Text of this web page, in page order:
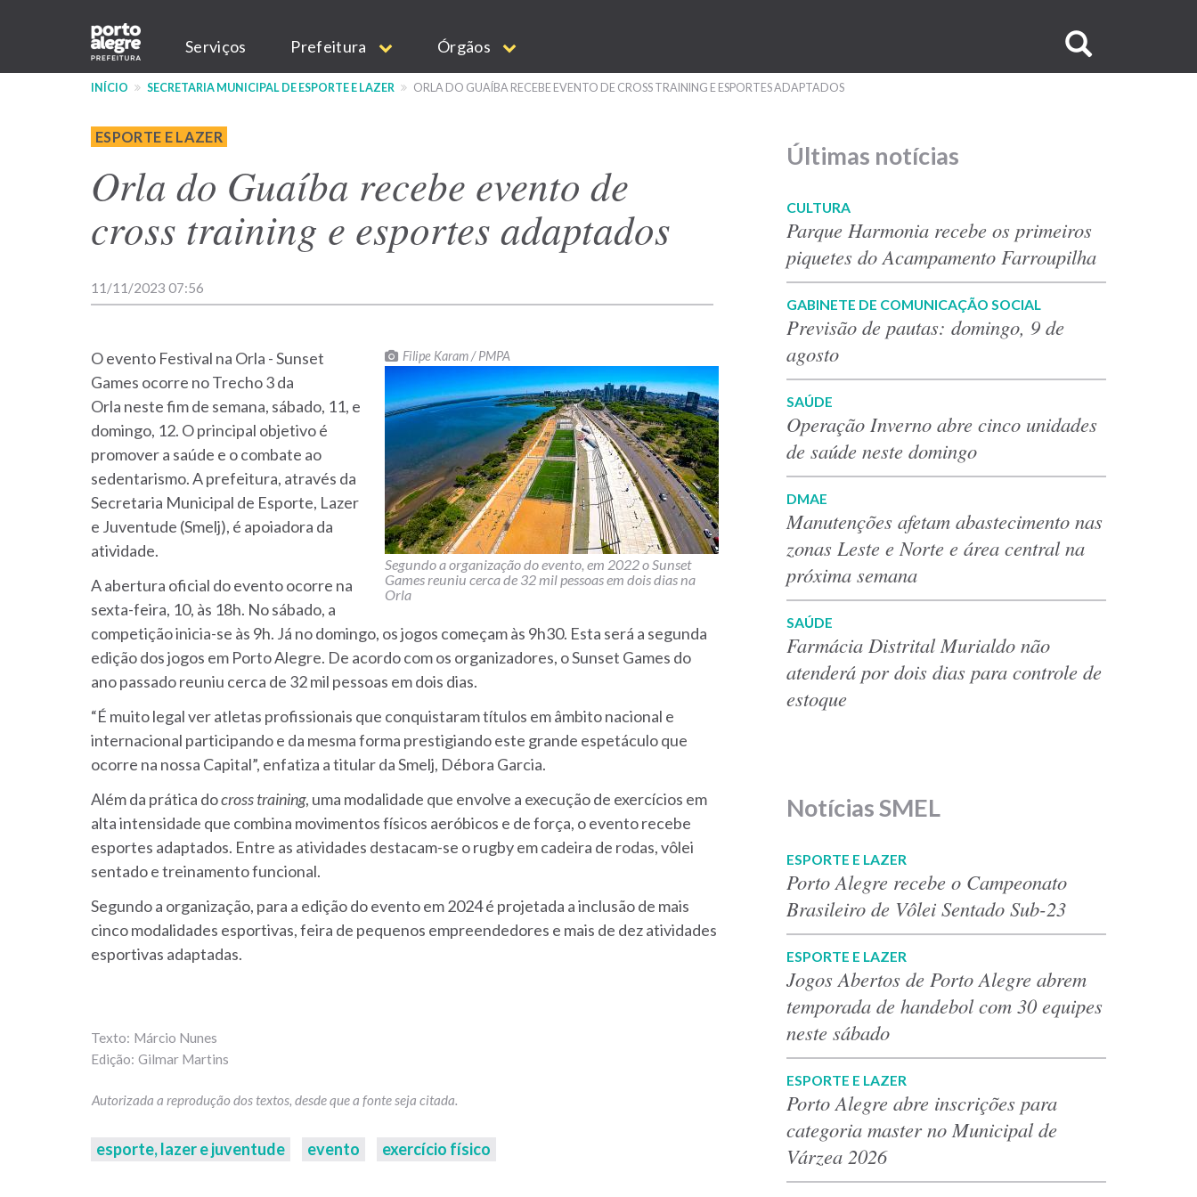
conteúdo
Main
navigation
Serviços Prefeitura Órgãos
no
INÍCIO SECRETARIA MUNICIPAL DE ESPORTE E LAZER ORLA DO GUAÍBA RECEBE EVENTO DE CROSS TRAINING E ESPORTES ADAPTADOS
ESPORTE E LAZER
Orla do Guaíba recebe evento de
cross training e esportes adaptados
11/11/2023 07:56
Filipe Karam / PMPA
Segundo a organização do evento, em 2022 o Sunset
Games reuniu cerca de 32 mil pessoas em dois dias na
Orla
O evento Festival na Orla - Sunset
Games ocorre no Trecho 3 da
Orla neste fim de semana, sábado, 11, e
domingo, 12. O principal objetivo é
promover a saúde e o combate ao
sedentarismo. A prefeitura, através da
Secretaria Municipal de Esporte, Lazer
e Juventude (Smelj), é apoiadora da
atividade.
A abertura oficial do evento ocorre na
sexta-feira, 10, às 18h. No sábado, a
competição inicia-se às 9h. Já no domingo, os jogos começam às 9h30. Esta será a segunda
edição dos jogos em Porto Alegre. De acordo com os organizadores, o Sunset Games do
ano passado reuniu cerca de 32 mil pessoas em dois dias.
“É muito legal ver atletas profissionais que conquistaram títulos em âmbito nacional e
internacional participando e da mesma forma prestigiando este grande espetáculo que
ocorre na nossa Capital”, enfatiza a titular da Smelj, Débora Garcia.
Além da prática docross training, uma modalidade que envolve a execução de exercícios em
alta intensidade que combina movimentos físicos aeróbicos e de força, o evento recebe
esportes adaptados. Entre as atividades destacam-se o rugby em cadeira de rodas, vôlei
sentado e treinamento funcional.
Segundo a organização, para a edição do evento em 2024 é projetada a inclusão de mais
cinco modalidades esportivas, feira de pequenos empreendedores e mais de dez atividades
esportivas adaptadas.
Márcio Nunes
Gilmar Martins
esporte, lazer e juventude evento exercício físico
Últimas notícias
CULTURA
Parque Harmonia recebe os primeiros
piquetes do Acampamento Farroupilha
GABINETE DE COMUNICAÇÃO SOCIAL
Previsão de pautas: domingo, 9 de
agosto
SAÚDE
Operação Inverno abre cinco unidades
de saúde neste domingo
DMAE
Manutenções afetam abastecimento nas
zonas Leste e Norte e área central na
próxima semana
SAÚDE
Farmácia Distrital Murialdo não
atenderá por dois dias para controle de
estoque
Notícias SMEL
ESPORTE E LAZER
Porto Alegre recebe o Campeonato
Brasileiro de Vôlei Sentado Sub-23
ESPORTE E LAZER
Jogos Abertos de Porto Alegre abrem
temporada de handebol com 30 equipes
neste sábado
ESPORTE E LAZER
Porto Alegre abre inscrições para
categoria master no Municipal de
Várzea 2026